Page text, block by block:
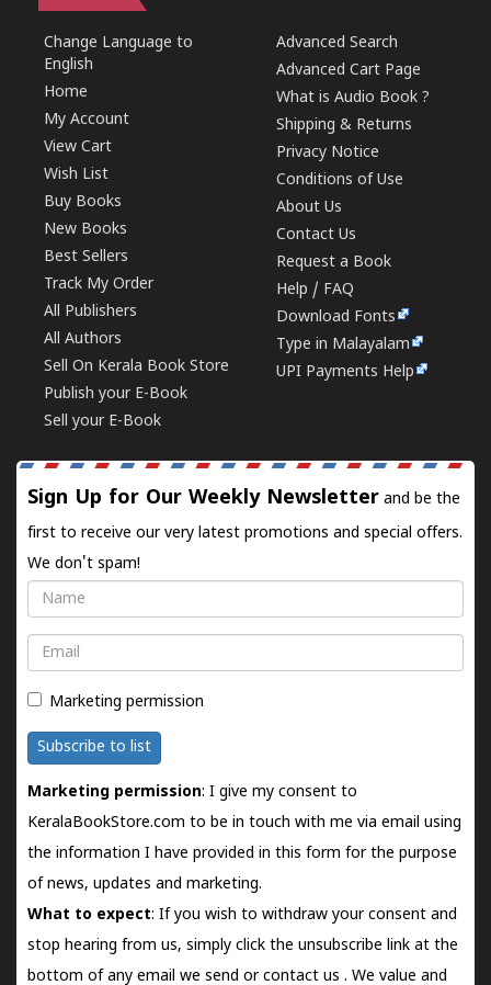
Change Language to
English
Home
My Account
View Cart
Wish List
Buy Books
New Books
Best Sellers
Track My Order
All Publishers
All Authors
Sell On Kerala Book Store
Publish your E-Book
Sell your E-Book
Advanced Search
Advanced Cart Page
What is Audio Book ?
Shipping & Returns
Privacy Notice
Conditions of Use
About Us
Contact Us
Request a Book
Help / FAQ
Download Fonts
Type in Malayalam
UPI Payments Help
Sign Up for Our Weekly Newsletter and be the
first to receive our very latest promotions and special offers.
We don't spam!
Name
Email
Marketing permission
Subscribe to list
Marketing permission: I give my consent to
KeralaBookStore.com to be in touch with me via email using
the information I have provided in this form for the purpose
of news, updates and marketing.
What to expect: If you wish to withdraw your consent and
stop hearing from us, simply click the unsubscribe link at the
bottom of any email we send orcontact us . We value and